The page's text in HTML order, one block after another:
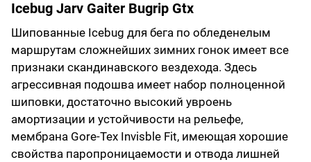
Icebug Jarv Gaiter Bugrip Gtx
Шипованные Icebug для бега по обледенелым
маршрутам сложнейших зимних гонок имеет все
признаки скандинавского вездехода. Здесь
агрессивная подошва имеет набор полноценной
шиповки, достаточно высокий увроень
амортизации и устойчивости на рельефе,
мембрана Gore-Tex Invisble Fit, имеющая хорошие
свойства паропроницаемости и отвода лишней